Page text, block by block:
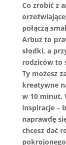
Co zrobić z
połączą
Arbuz to
słodki, a
rodziców to
Ty możesz
kreatywne
w 10 minut.
inspiracje –
naprawdę
chcesz dać